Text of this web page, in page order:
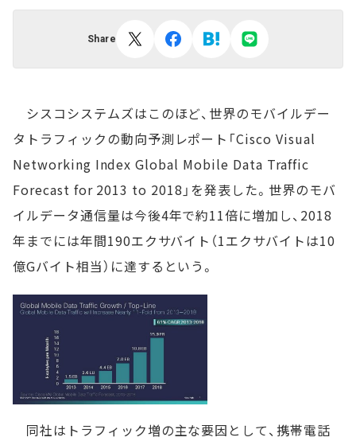
Share
シスコシステムズはこのほど、世界のモバイルデー
タトラフィックの動向予測レポート「Cisco Visual
Networking Index Global Mobile Data Traffic
Forecast for 2013 to 2018」を発表した。世界のモバ
イルデータ通信量は今後4年で約11倍に増加し、2018
年までには年間190エクサバイト（1エクサバイトは10
億Gバイト相当）に達するという。
同社はトラフィック増の主な要因として、携帯電話